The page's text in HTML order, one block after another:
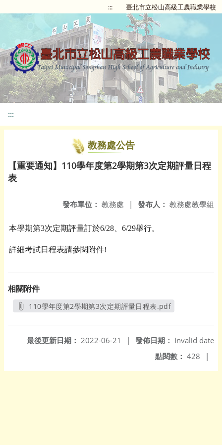
::: 臺北市立松山高級工農職業學校
:::
教務處公告
【重要通知】110學年度第2學期第3次定期評量日程
表
發布人： 教務處教學組
發布單位： 教務處 |
本學期第3次定期評量訂於6/28 6/29舉行。
詳細考試日程表請參閱附件!
相關附件
110學年度第2學期第3次定期評量日程表.pdf
發佈日期： Invalid date
最後更新日期： 2022-06-21
|
點閱數： 428 |